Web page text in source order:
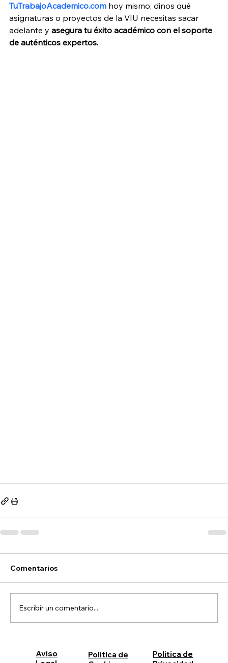
TuTrabajoAcademico.com hoy mismo, dinos qué
asignaturas o proyectos de la VIU necesitas sacar
adelante y asegura tu éxito académico con el soporte
de auténticos expertos.
Comentarios
Escribir un comentario...
Aviso
Politica de
Politica de